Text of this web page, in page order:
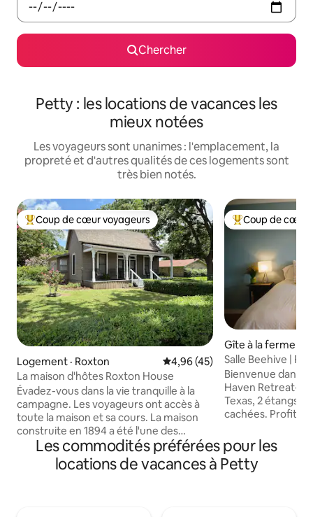
Chercher
Petty : les locations de vacances les
mieux notées
Les voyageurs sont unanimes : l'emplacement, la
propreté et d'autres qualités de ces logements sont
très bien notés.
Coup de cœur voyageurs parmi les plus aimés
Coup de cœur voyageurs
Logement · Roxton Note moyenne de 4,96 sur 5,
4,96 (45)
La maison d'hôtes Roxton House
Évadez-vous dans la vie tranquille à la
campagne. Les voyageurs ont accès à
toute la maison et sa cours. La maison
construite en 1894 a été l'une des
premières à Roxton. Roxton compte
548 habitants et n'a pas de feux de
circulation. Roxton Chaparral Trail est à
Coup de cœur
Coup de cœur
Gîte à la ferme ·
ty
Salle Beehive |
Reposez-vous!
Bienvenue dans
Haven Retreat-
Texas, 2 étangs,
cachées. Profitez
Offrant un
superposés, une
cuisine compacte
Les commodités préférées pour les
locations de vacances à Petty